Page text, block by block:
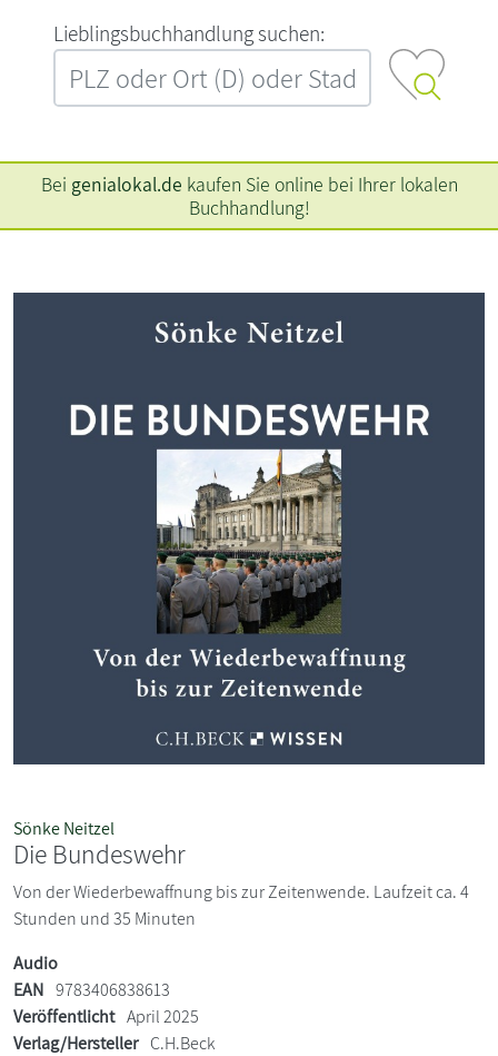
L‍i‍e‍b‍l‍i‍n‍g‍s‍b‍u‍c‍h‍h‍a‍n‍d‍l‍u‍n‍g‍ ‍s‍u‍c‍h‍e‍n‍:‍
Bei genialokal.de kaufen Sie online bei Ihrer lokalen
Buchhandlung!
Sönke Neitzel
Die Bundeswehr
Von der Wiederbewaffnung bis zur Zeitenwende. Laufzeit ca. 4
Stunden und 35 Minuten
Audio
EAN 9783406838613
Veröffentlicht April 2025
Verlag/Hersteller C.H.Beck